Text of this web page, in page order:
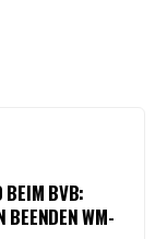
BEIM BVB:
BEENDEN WM-